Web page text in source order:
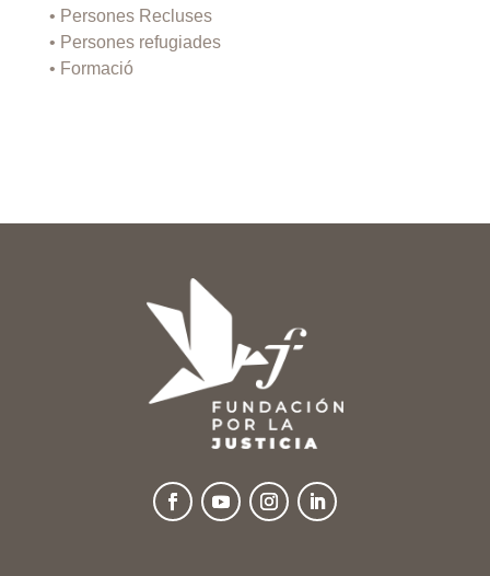
• Persones Recluses
• Persones refugiades
• Formació